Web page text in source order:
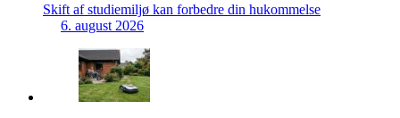
Skift af studiemiljø kan forbedre din hukommelse
6. august 2026